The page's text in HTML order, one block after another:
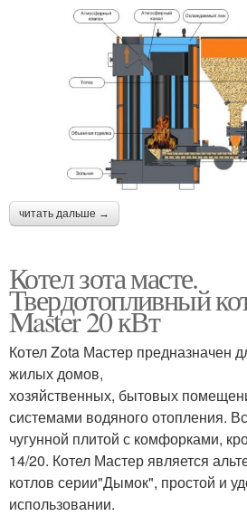
читать дальше →
Котел зота масте.
Твердотопливный
Master 20 кВт
Котел Zota Мастер предназначен
жилых домов,
хозяйственных, бытовых
системами водяного отопления.
чугунной плитой с комфорками,
14/20. Котел Мастер является
котлов серии"Дымок", простой и
использовании.